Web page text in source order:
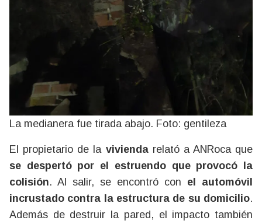
La medianera fue tirada abajo. Foto: gentileza
El propietario de la vivienda relató a ANRoca que
se despertó por el estruendo que provocó la
colisión. Al salir, se encontró con el automóvil
incrustado contra la estructura de su domicilio.
Además de destruir la pared, el impacto también